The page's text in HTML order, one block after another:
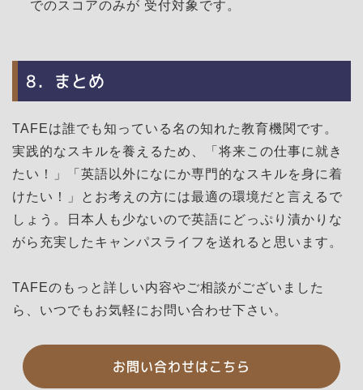
でのスコアのみが 受付対象です。
8．まとめ
TAFEは誰でも知っている名の知れた教育機関です。
実践的なスキルを養えるため、「将来この仕事に就き
たい！」「英語以外になにか専門的なスキルを身に着
けたい！」とお考えの方には最適の環境だと言えるで
しょう。日本人も少ないので英語にどっぷり漬かりな
がら充実したキャンパスライフを送れると思います。
TAFEのもっと詳しい内容やご相談がございました
ら、いつでもお気軽にお問い合わせ下さい。
お問い合わせはこちら